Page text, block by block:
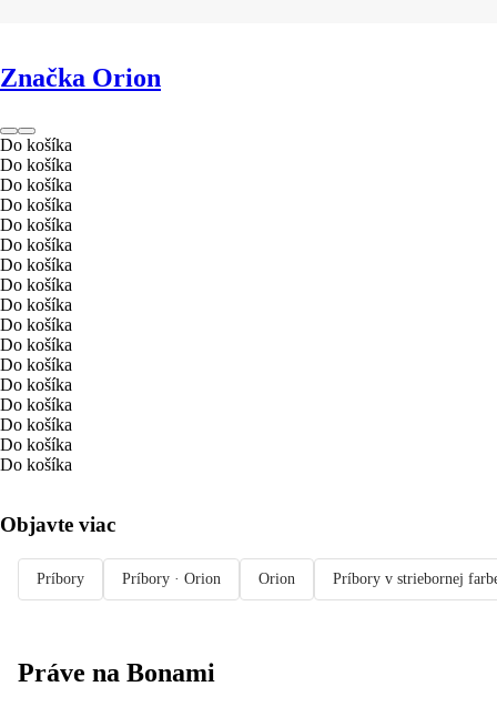
Značka Orion
Do košíka
Do košíka
Do košíka
Do košíka
Do košíka
Do košíka
Do košíka
Do košíka
Do košíka
Do košíka
Do košíka
Do košíka
Do košíka
Do košíka
Do košíka
Do košíka
Do košíka
Objavte viac
Príbory Príbory · Orion Orion Príbory v striebornej
Práve na Bonami